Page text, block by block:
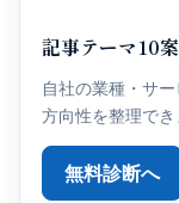
記事テーマ10
自社の業種・サ
方向性を整理でき
無料診断へ